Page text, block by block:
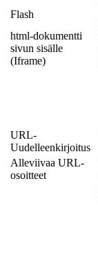
Flash
html-dokumentti
sivun sisälle
(Iframe)
URL-
Uudelleenkirjoitus
Alleviivaa URL-
osoitteet